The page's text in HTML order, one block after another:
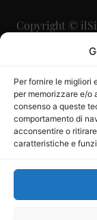
Per fornire le migliori
per memorizzare e/o
consenso a queste
comportamento di
acconsentire o
caratteristiche e
Copyright ©
Mercurio